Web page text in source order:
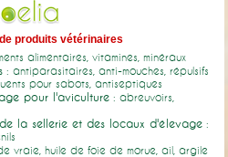
produits vétérinaires
alimentaires, vitamines, minéraux
: antiparasitaires, anti-mouches, répulsifs
pour sabots, antiseptiques
pour l'aviculture : abreuvoirs,
la sellerie et des locaux d'élevage :
vraie, huile de foie de morue, ail, argile